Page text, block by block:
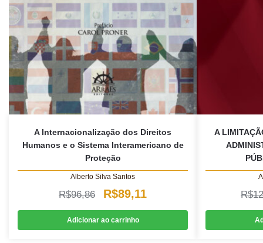
A Internacionalização dos Direitos
Humanos e o Sistema Interamericano de
Proteção
Alberto Silva Santos
R$96,86
O
preço
original
R$89,11
preço
atual
Adicionar ao carrinho
A
R$